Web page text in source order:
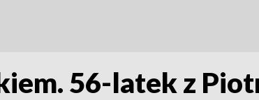
56-latek z